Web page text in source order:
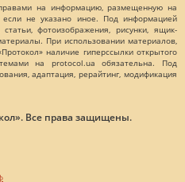
на информацию, размещенную на
если не указано иное. Под информацией
фотоизображения, рисунки, ящик-
При использовании материалов,
наличие гиперссылки открытого
на protocol.ua обязательна. Под
адаптация, рерайтинг, модификация
Все права защищены.